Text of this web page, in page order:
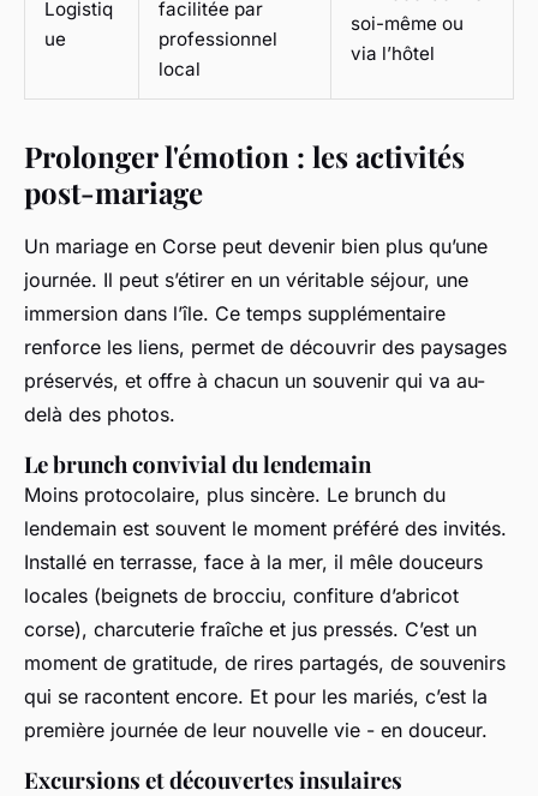
Logistiq
ue
facilitée par
professionnel
local
soi-même ou
via l’hôtel
Prolonger l'émotion : les activités
post-mariage
Un mariage en Corse peut devenir bien plus qu’une
journée. Il peut s’étirer en un véritable séjour, une
immersion dans l’île. Ce temps supplémentaire
renforce les liens, permet de découvrir des paysages
préservés, et offre à chacun un souvenir qui va au-
delà des photos.
Le brunch convivial du lendemain
Moins protocolaire, plus sincère. Le brunch du
lendemain est souvent le moment préféré des invités.
Installé en terrasse, face à la mer, il mêle douceurs
locales (beignets de brocciu, confiture d’abricot
corse), charcuterie fraîche et jus pressés. C’est un
moment de gratitude, de rires partagés, de souvenirs
qui se racontent encore. Et pour les mariés, c’est la
première journée de leur nouvelle vie - en douceur.
Excursions et découvertes insulaires